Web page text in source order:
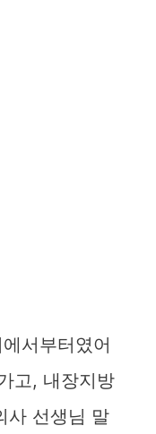
서부터였어
고, 내장지방
사 선생님 말